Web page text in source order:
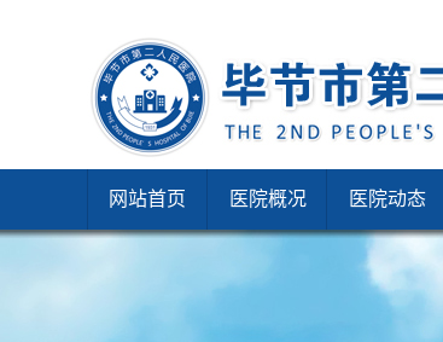
网站首页 医院概况 医院动态